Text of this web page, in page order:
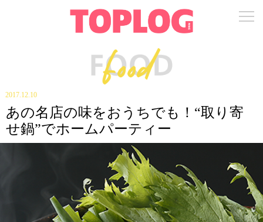
2017.12.10
あの名店の味をおうちでも！“取り寄
せ鍋”でホームパーティー